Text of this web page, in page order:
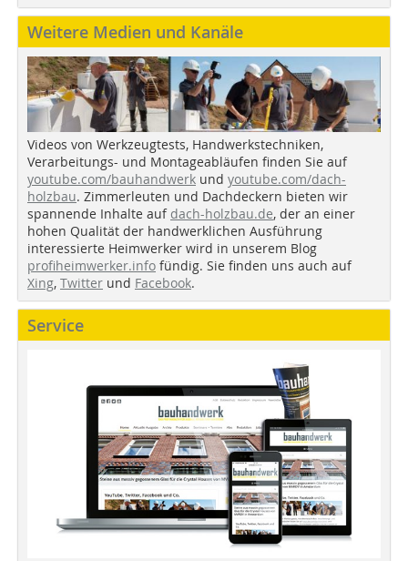
Weitere Medien und Kanäle
Videos von Werkzeugtests, Handwerkstechniken,
Verarbeitungs- und Montageabläufen finden Sie auf
youtube.com/bauhandwerk und youtube.com/dach-
holzbau. Zimmerleuten und Dachdeckern bieten wir
spannende Inhalte auf dach-holzbau.de, der an einer
hohen Qualität der handwerklichen Ausführung
interessierte Heimwerker wird in unserem Blog
profiheimwerker.info fündig. Sie finden uns auch auf
Xing, Twitter und Facebook.
Service